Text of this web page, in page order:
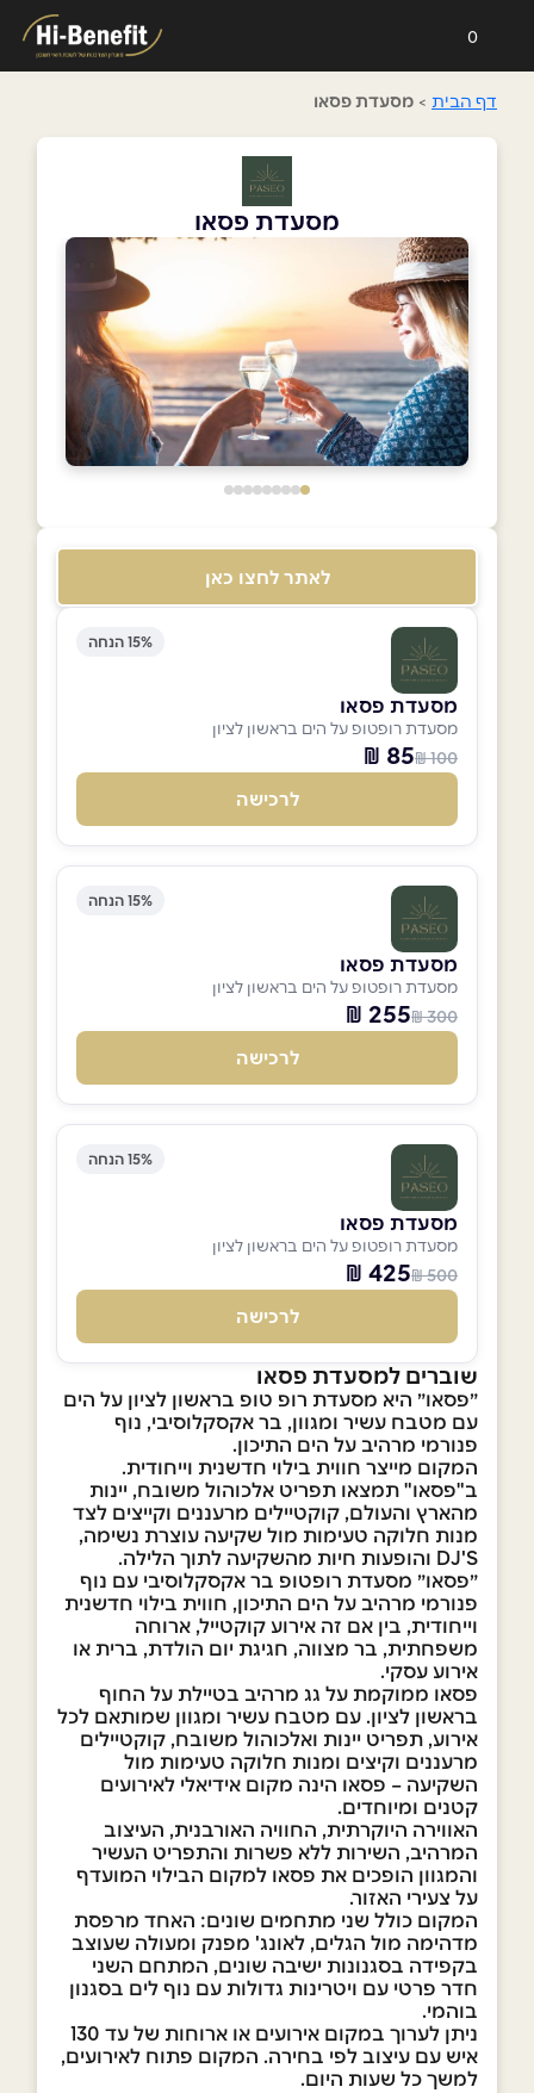
0
דף הבית > מסעדת פסאו
מסעדת פסאו
לאתר לחצו כאן
15% הנחה
מסעדת פסאו
מסעדת רופטופ על הים בראשון לציון
100 ₪
85 ₪
לרכישה
15% הנחה
מסעדת פסאו
מסעדת רופטופ על הים בראשון לציון
300 ₪
255 ₪
לרכישה
15% הנחה
מסעדת פסאו
מסעדת רופטופ על הים בראשון לציון
500 ₪
425 ₪
לרכישה
שוברים למסעדת פסאו
״פסאו״ היא מסעדת רופ טופ בראשון לציון על הים
עם מטבח עשיר ומגוון, בר אקסקלוסיבי, נוף
פנורמי מרהיב על הים התיכון.
המקום מייצר חווית בילוי חדשנית וייחודית.
ב"פסאו" תמצאו תפריט אלכוהול משובח, יינות
מהארץ והעולם, קוקטיילים מרעננים וקייצים לצד
מנות חלוקה טעימות מול שקיעה עוצרת נשימה,
DJ'S והופעות חיות מהשקיעה לתוך הלילה.
״פסאו״ מסעדת רופטופ בר אקסקלוסיבי עם נוף
פנורמי מרהיב על הים התיכון, חווית בילוי חדשנית
וייחודית, בין אם זה אירוע קוקטייל, ארוחה
משפחתית, בר מצווה, חגיגת יום הולדת, ברית או
אירוע עסקי.
פסאו ממוקמת על גג מרהיב בטיילת על החוף
בראשון לציון. עם מטבח עשיר ומגוון שמותאם לכל
אירוע, תפריט יינות ואלכוהול משובח, קוקטיילים
מרעננים וקיצים ומנות חלוקה טעימות מול
השקיעה – פסאו הינה מקום אידיאלי לאירועים
קטנים ומיוחדים.
האווירה היוקרתית, החוויה האורבנית, העיצוב
המרהיב, השירות ללא פשרות והתפריט העשיר
והמגוון הופכים את פסאו למקום הבילוי המועדף
על צעירי האזור.
המקום כולל שני מתחמים שונים: האחד מרפסת
מדהימה מול הגלים, לאונג' מפנק ומעולה שעוצב
בקפידה בסגנונות ישיבה שונים, המתחם השני
חדר פרטי עם ויטרינות גדולות עם נוף לים בסגנון
בוהמי.
ניתן לערוך במקום אירועים או ארוחות של עד 130
איש עם עיצוב לפי בחירה. המקום פתוח לאירועים,
למשך כל שעות היום.